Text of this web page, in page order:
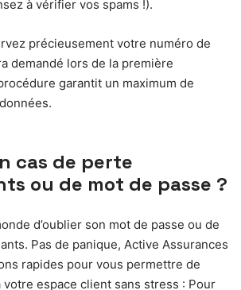
à vérifier vos spams !).
précieusement votre numéro de
demandé lors de la première
garantit un maximum de
cas de perte
ou de mot de passe ?
d’oublier son mot de passe ou de
Pas de panique, Active Assurances
rapides pour vous permettre de
votre espace client sans stress : Pour